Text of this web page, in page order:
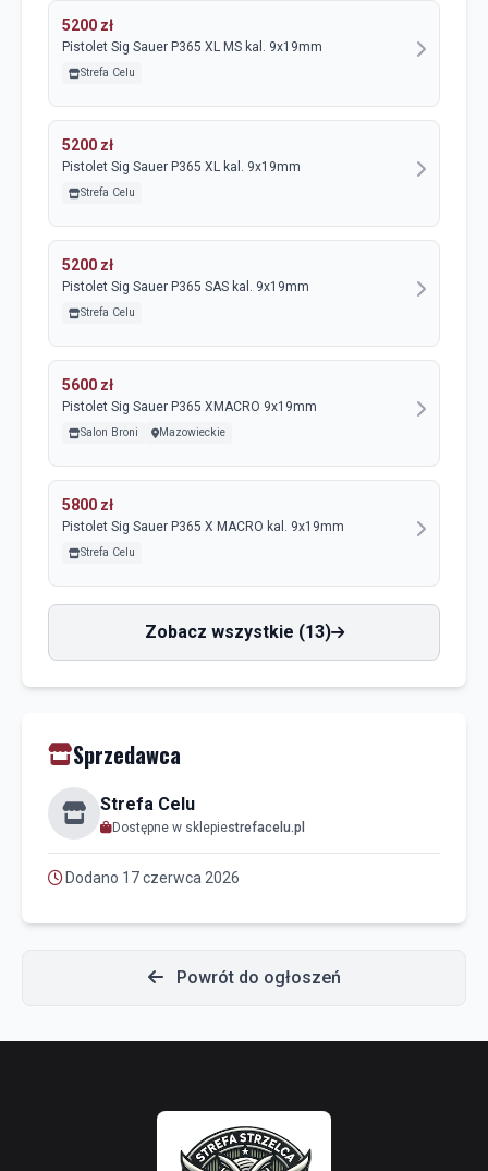
5200 zł
Pistolet Sig Sauer P365 XL MS kal. 9x19mm
Strefa Celu
5200 zł
Pistolet Sig Sauer P365 XL kal. 9x19mm
Strefa Celu
5200 zł
Pistolet Sig Sauer P365 SAS kal. 9x19mm
Strefa Celu
5600 zł
Pistolet Sig Sauer P365 XMACRO 9x19mm
Salon Broni Mazowieckie
5800 zł
Pistolet Sig Sauer P365 X MACRO kal. 9x19mm
Strefa Celu
Zobacz wszystkie (13)
Sprzedawca
Strefa Celu
Dostępne w sklepiestrefacelu.pl
Dodano 17 czerwca 2026
Powrót do ogłoszeń